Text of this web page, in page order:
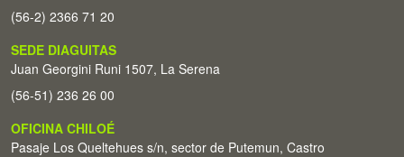
(56-2) 2366 71 20
SEDE DIAGUITAS
Juan Georgini Runi 1507, La Serena
(56-51) 236 26 00
OFICINA CHILOÉ
Pasaje Los Queltehues s/n, sector de Putemun, Castro